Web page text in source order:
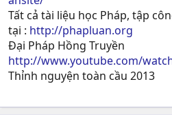
Tất cả tài liệu học Pháp, tập
tại : http://phapluan.org
Đại Pháp Hồng Truyền
http://www.youtube.com/
Thỉnh nguyện toàn cầu 2013